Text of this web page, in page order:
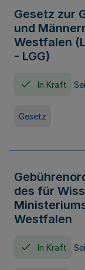
Gesetz zur
und
Westfalen
- LGG)
In Kraft
Gesetz
des für
Westfalen
In Kraft